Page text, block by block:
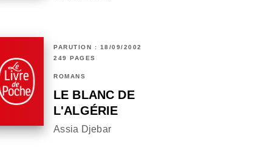
PARUTION : 18/09/2002
249 PAGES
ROMANS
LE BLANC DE
L'ALGÉRIE
Assia Djebar